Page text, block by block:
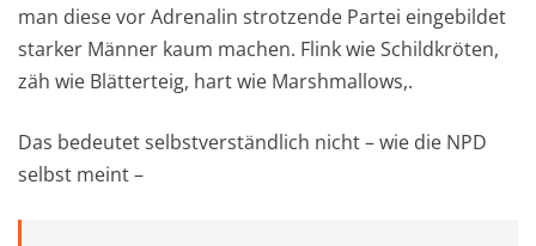
man diese vor Adrenalin strotzende Partei eingebildet
starker Männer kaum machen. Flink wie Schildkröten,
zäh wie Blätterteig, hart wie Marshmallows,.
Das bedeutet selbstverständlich nicht – wie die NPD
selbst meint –